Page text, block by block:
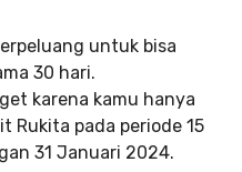
untuk bisa
30 hari.
karena kamu hanya
Rukita pada periode 15
31 Januari 2024.